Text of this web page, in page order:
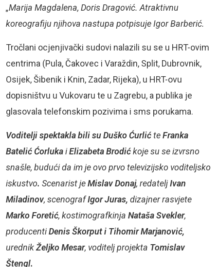
„Marija Magdalena, Doris Dragović. Atraktivnu
koreografiju njihova nastupa potpisuje Igor Barberić.
Tročlani ocjenjivački sudovi nalazili su se u HRT-ovim
centrima (Pula, Čakovec i Varaždin, Split, Dubrovnik,
Osijek, Šibenik i Knin, Zadar, Rijeka), u HRT-ovu
dopisništvu u Vukovaru te u Zagrebu, a publika je
glasovala telefonskim pozivima i sms porukama.
Voditelji spektakla bili suDuško ĆurlićteFranka
Batelić ĆorlukaiElizabeta Brodićkoje su se izvrsno
snašle, budući da im je ovo prvo televizijsko voditeljsko
iskustvo. Scenarist jeMislav Donaj, redateljIvan
Miladinov, scenografIgor Juras, dizajner rasvjete
Marko Foretić, kostimografkinja Nataša Svekler,
producentiDenis Škorput i Tihomir Marjanović,
urednikŽeljko Mesar, voditelj projekta Tomislav
Štengl.